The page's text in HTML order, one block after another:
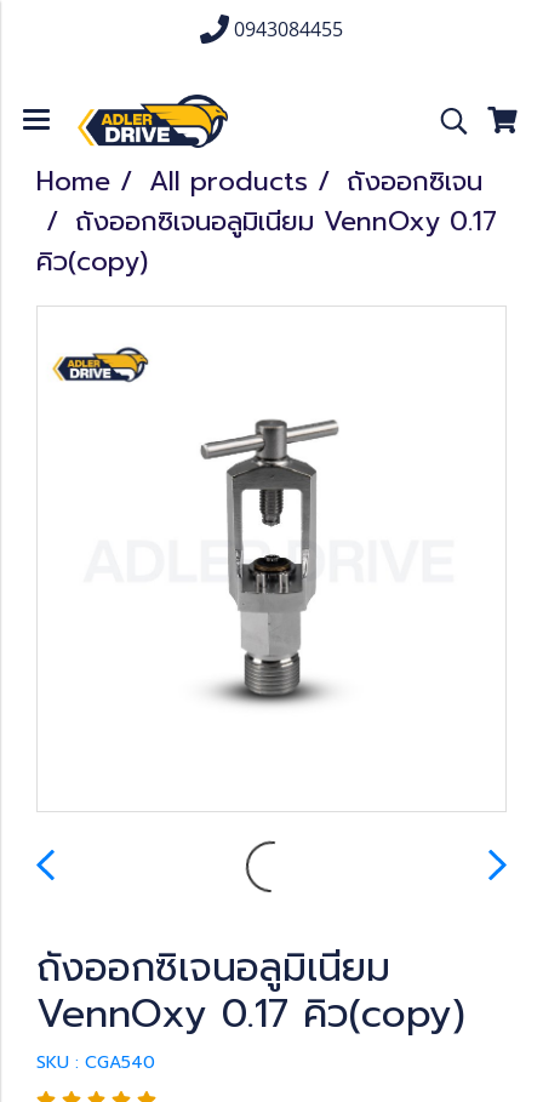
0943084455
Home All products
ถังออกซิเจน
ถังออกซิเจนอลูมิเนียม VennOxy 0.17
คิว(copy)
ถังออกซิเจนอลูมิเนียม
VennOxy 0.17 คิว(copy)
SKU : CGA540